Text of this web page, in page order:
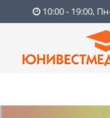
10:00 - 19:00,